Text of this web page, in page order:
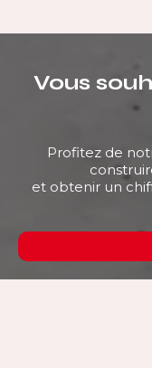
Vous
Profitez de
et obtenir un